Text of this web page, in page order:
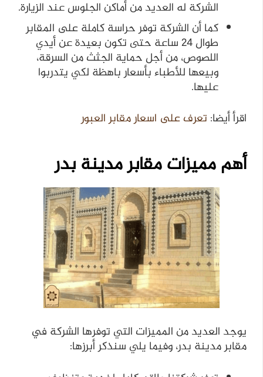
الشركة له العديد من أماكن الجلوس عند الزيارة.
كما أن الشركة توفر حراسة كاملة على المقابر
طوال 24 ساعة حتى تكون بعيدة عن أيدي
اللصوص، من أجل حماية الجثث من السرقة،
وبيعها للأطباء بأسعار باهظة لكي يتدربوا
عليها.
اقرأ أيضا: تعرف على اسعار مقابر العبور
أهم مميزات مقابر مدينة بدر
يوجد العديد من المميزات التي توفرها الشركة في
مقابر مدينة بدر، وفيما يلي سنذكر أبرزها: